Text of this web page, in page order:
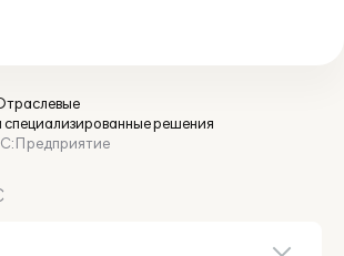
специализированные решения